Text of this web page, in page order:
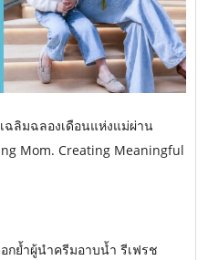
ฉลิมฉลองเดือนแห่งแม่ผ่าน
Mom. Creating Meaningful
กย้ำผู้นำครีมอาบน้ำ รีเฟรช